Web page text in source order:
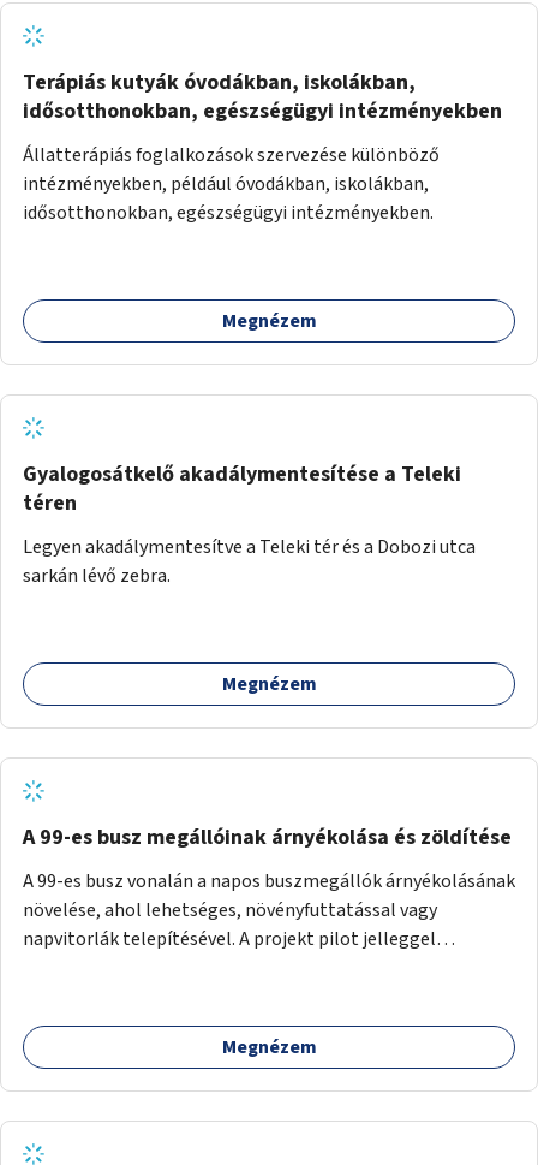
Terápiás kutyák óvodákban, iskolákban,
idősotthonokban, egészségügyi intézményekben
Állatterápiás foglalkozások szervezése különböző
intézményekben, például óvodákban, iskolákban,
idősotthonokban, egészségügyi intézményekben.
Megnézem
Gyalogosátkelő akadálymentesítése a Teleki
téren
Legyen akadálymentesítve a Teleki tér és a Dobozi utca
sarkán lévő zebra.
Megnézem
A 99-es busz megállóinak árnyékolása és zöldítése
A 99-es busz vonalán a napos buszmegállók árnyékolásának
növelése, ahol lehetséges, növényfuttatással vagy
napvitorlák telepítésével. A projekt pilot jelleggel
Megnézem